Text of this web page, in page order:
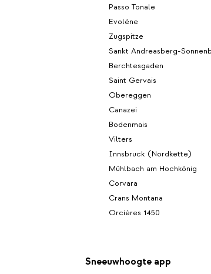
Passo Tonale
Evolène
Zugspitze
Sankt Andreasberg-
Berchtesgaden
Saint Gervais
Obereggen
Canazei
Bodenmais
Vilters
Innsbruck (Nordkette)
Mühlbach am Hochkönig
Corvara
Crans Montana
Orcières 1450
Sneeuwhoogte app